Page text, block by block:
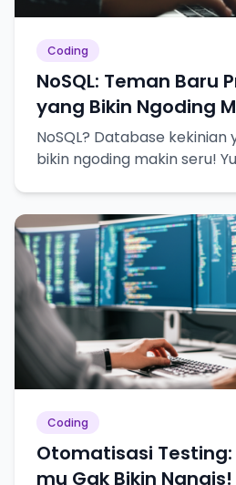
Coding
NoSQL: Teman Baru
yang Bikin Ngoding
NoSQL? Database
bikin ngoding makin seru!
Coding
Otomatisasi
mu Gak Bikin Nangis!